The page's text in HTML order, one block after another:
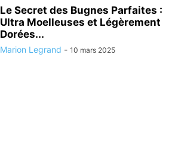
Le Secret des Bugnes Parfaites :
Ultra Moelleuses et Légèrement
Dorées...
Marion Legrand - 10 mars 2025